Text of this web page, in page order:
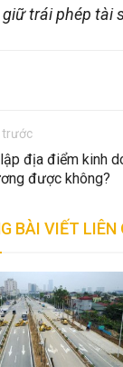
trái phép tài
trước
địa điểm kinh
được không?
BÀI VIẾT LIÊN